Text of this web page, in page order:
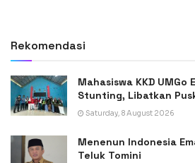
Rekomendasi
Mahasiswa KKD UMGo
Stunting, Libatkan
Saturday, 8 August 2026
Menenun Indonesia
Teluk Tomini